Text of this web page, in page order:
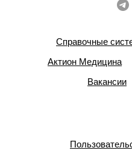
Справочные
Актион Медицина
Вакансии